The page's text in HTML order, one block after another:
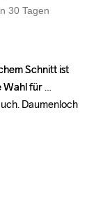
30 Tagen
Schnitt ist
Wahl für
Daumenloch
Schnitt ist
Wahl für
Daumenloch